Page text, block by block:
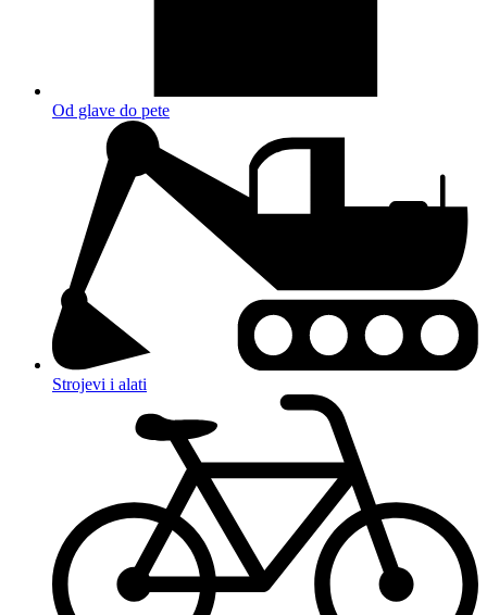
Od glave do pete
Strojevi i alati